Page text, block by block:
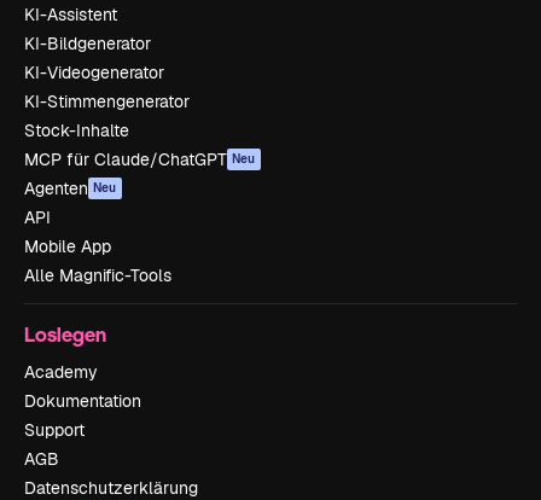
KI-Assistent
KI-Bildgenerator
KI-Videogenerator
KI-Stimmengenerator
Stock-Inhalte
MCP für Claude/ChatGPT Neu
Agenten Neu
API
Mobile App
Alle Magnific-Tools
Loslegen
Academy
Dokumentation
Support
AGB
Datenschutzerklärung